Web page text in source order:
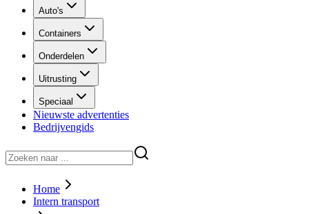
Auto's
Containers
Onderdelen
Uitrusting
Speciaal
Nieuwste advertenties
Bedrijvengids
Home
Intern transport